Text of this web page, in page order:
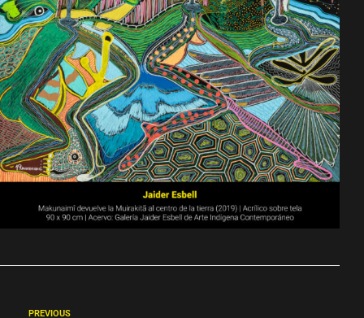
PREVIOUS